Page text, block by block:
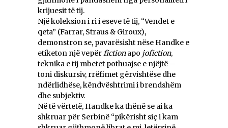
krijuesit të tij.
Një koleksion i ri i eseve të tij, “Vendet e
qeta” (Farrar, Straus & Giroux),
demonstron se, pavarësisht nëse Handke e
etiketon një vepërfictionapo jofiction,
teknika e tij mbetet pothuajse e njëjtë –
toni diskursiv, rrëfimet gërvishtëse dhe
ndërlidhëse, këndvështrimi i brendshëm
dhe subjektiv.
Në të vërtetë, Handke ka thënë se ai ka
shkruar për Serbinë “pikërisht siç i kam